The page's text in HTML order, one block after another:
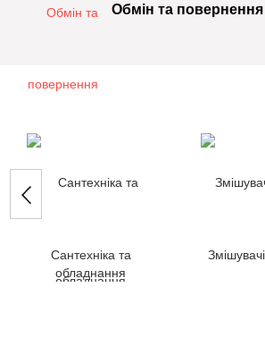
Обмін та повернення
Сантехніка та
обладнання
Змішувачі